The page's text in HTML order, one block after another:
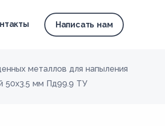
Написать нам
металлов для напыления
50х3.5 мм Пд99.9 ТУ